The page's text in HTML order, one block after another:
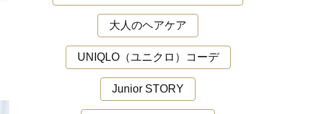
Lifestyle
中山優馬さん「逃げ出したい朝」もある
けれど、課題と向き合っている時間が、
実は一番充実している
大人のヘアケア
UNIQLO（ユニクロ）コーデ
Junior STORY